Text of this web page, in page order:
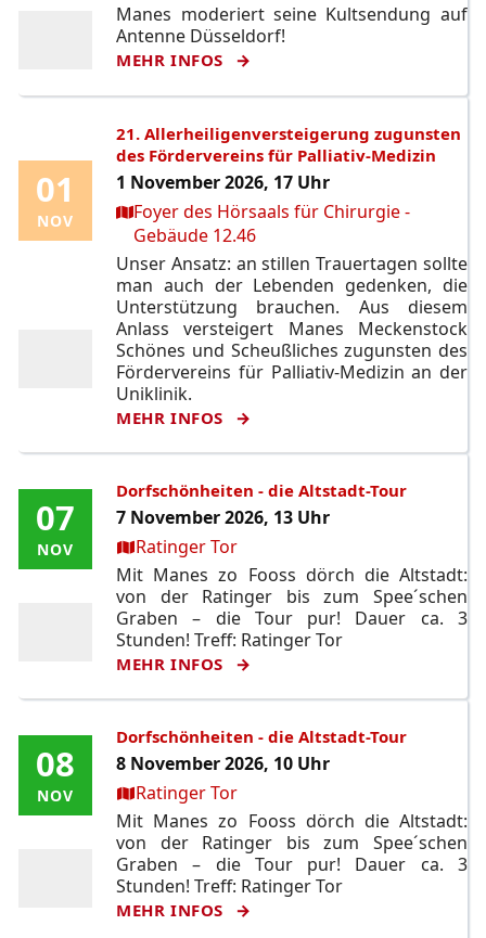
Manes moderiert seine Kultsendung auf
Antenne Düsseldorf!
MEHR INFOS
01
NOV
01
NOV
21. Allerheiligenversteigerung zugunsten
des Fördervereins für Palliativ-Medizin
1 November 2026, 17 Uhr
Ort:Foyer des Hörsaals für Chirurgie -
Gebäude 12.46
Unser Ansatz: an stillen Trauertagen sollte
man auch der Lebenden gedenken, die
Unterstützung brauchen. Aus diesem
Anlass versteigert Manes Meckenstock
Schönes und Scheußliches zugunsten des
Fördervereins für Palliativ-Medizin an der
Uniklinik.
MEHR INFOS
07
NOV
07
NOV
Dorfschönheiten - die Altstadt-Tour
7 November 2026, 13 Uhr
Ort:Ratinger Tor
Mit Manes zo Fooss dörch die Altstadt:
von der Ratinger bis zum Spee´schen
Graben – die Tour pur! Dauer ca. 3
Stunden! Treff: Ratinger Tor
MEHR INFOS
08
NOV
08
NOV
Dorfschönheiten - die Altstadt-Tour
8 November 2026, 10 Uhr
Ort:Ratinger Tor
Mit Manes zo Fooss dörch die Altstadt:
von der Ratinger bis zum Spee´schen
Graben – die Tour pur! Dauer ca. 3
Stunden! Treff: Ratinger Tor
MEHR INFOS